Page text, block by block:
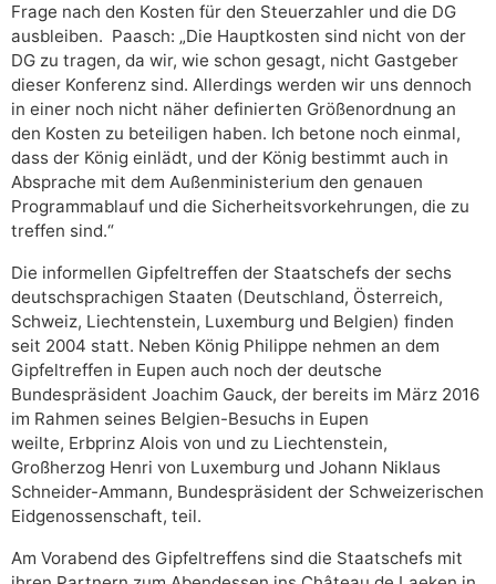
Frage nach den Kosten für den Steuerzahler und die DG
ausbleiben. Paasch: „Die Hauptkosten sind nicht von der
DG zu tragen, da wir, wie schon gesagt, nicht Gastgeber
dieser Konferenz sind. Allerdings werden wir uns dennoch
in einer noch nicht näher definierten Größenordnung an
den Kosten zu beteiligen haben. Ich betone noch einmal,
dass der König einlädt, und der König bestimmt auch in
Absprache mit dem Außenministerium den genauen
Programmablauf und die Sicherheitsvorkehrungen, die zu
treffen sind.“
Die informellen Gipfeltreffen der Staatschefs der sechs
deutschsprachigen Staaten (Deutschland, Österreich,
Schweiz, Liechtenstein, Luxemburg und Belgien) finden
seit 2004 statt. Neben König Philippe nehmen an dem
Gipfeltreffen in Eupen auch noch der deutsche
Bundespräsident Joachim Gauck, der bereits im März 2016
im Rahmen seines Belgien-Besuchs in Eupen
weilte, Erbprinz Alois von und zu Liechtenstein,
Großherzog Henri von Luxemburg und Johann Niklaus
Schneider-Ammann, Bundespräsident der Schweizerischen
Eidgenossenschaft, teil.
Am Vorabend des Gipfeltreffens sind die Staatschefs mit